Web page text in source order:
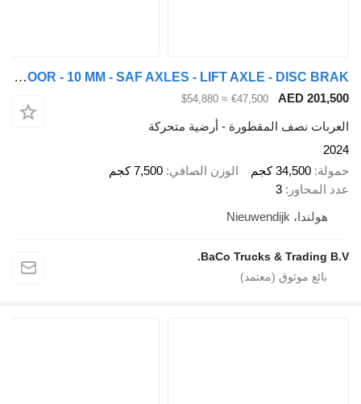
Kraker CF-Z - WALKING FLOOR - 10 MM - SAF AXLES - LIFT AXLE - DISC BRAK
AED
€47,500
≈ $54,880
نصف المقطورة - أرضية متحركة
34,500 كجم الوزن الصافي 7,500 كجم
3
BaCo Trucks &